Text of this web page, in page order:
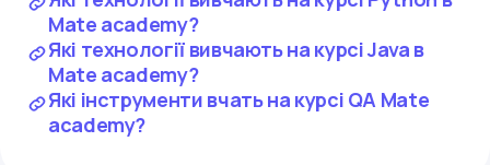
Mate academy?
Які технології вивчають на курсі Java в
Mate academy?
Які інструменти вчать на курсі QA Mate
academy?